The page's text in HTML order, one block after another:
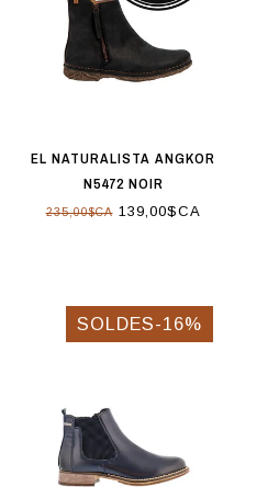
EL NATURALISTA ANGKOR
N5472 NOIR
235,00$CA139,00$CA
SOLDES-16%